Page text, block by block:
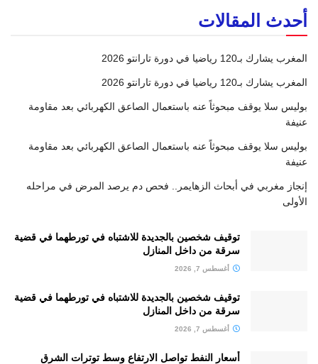
أحدث المقالات
المغرب يشارك بـ120 رياضيا في دورة تارانتو 2026
المغرب يشارك بـ120 رياضيا في دورة تارانتو 2026
بوليس سلا يوقف مبحوثاً عنه باستعمال الصاعق الكهربائي بعد مقاومة
عنيفة
بوليس سلا يوقف مبحوثاً عنه باستعمال الصاعق الكهربائي بعد مقاومة
عنيفة
إنجاز مغربي في أبحاث الزهايمر.. فحص دم يرصد المرض في مراحله
الأولى
توقيف شخصين بالجديدة للاشتباه في تورطهما في قضية
سرقة من داخل المنازل
أغسطس 7, 2026
توقيف شخصين بالجديدة للاشتباه في تورطهما في قضية
سرقة من داخل المنازل
أغسطس 7, 2026
أسعار النفط تواصل الارتفاع وسط توترات الشرق